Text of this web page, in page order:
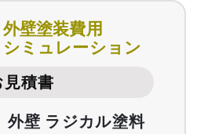
外壁塗装費用
シミュレーション
見積書
外壁 ラジカル塗料